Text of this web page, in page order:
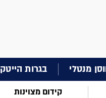
מנטלי בגרות הייטק
קידום מצוינות